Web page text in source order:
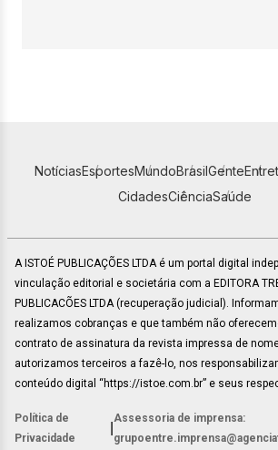
NotíciasEsportesMundoBrasilGente
CidadesCiênciaSaúde
A ISTOÉ PUBLICAÇÕES LTDA é um portal digital
vinculação editorial e societária com a EDITORA
PUBLICACÕES LTDA (recuperação judicial).
realizamos cobranças e que também não
contrato de assinatura da revista impressa de
autorizamos terceiros a fazê-lo, nos
conteúdo digital “https://istoe.com.br” e seus
Política de
Privacidade
Assessoria de imprensa: